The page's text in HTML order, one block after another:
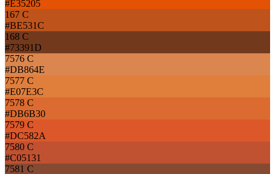
#E35205
167 C
#BE531C
168 C
#73391D
7576 C
#DB864E
7577 C
#E07E3C
7578 C
#DB6B30
7579 C
#DC582A
7580 C
#C05131
7581 C